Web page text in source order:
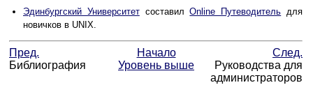
Эдинбургский УниверситетсоставилOnline Путеводитель для
новичков в UNIX.
Пред. Начало
След.
Библиография
Уровень выше
Руководства для
администраторов